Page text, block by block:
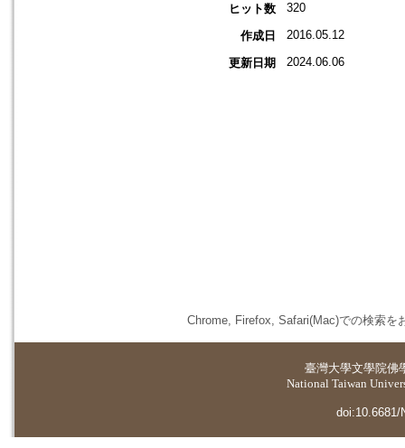
ヒット数
320
作成日 2016.05.12
更新日期 2024.06.06
Chrome, Firefox, Safari(Mac)での検索を
臺灣大學文學院佛
National Taiwan
doi:10.6681/